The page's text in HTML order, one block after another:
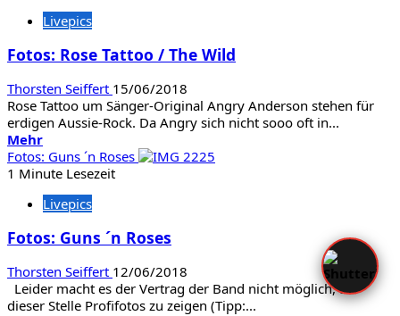
Vixen
John
and
the
Rockets
of
Love
Livepics
Fotos: Rose Tattoo / The Wild
Thorsten Seiffert 15/06/2018
Rose Tattoo um Sänger-Original Angry Anderson stehen für
erdigen Aussie-Rock. Da Angry sich nicht sooo oft in...
MehrMehr
Informationen
über
Rose
/
Wild
Fotos: Guns ´n Roses
1 Minute Lesezeit
Livepics
Fotos: Guns ´n Roses
Thorsten Seiffert 12/06/2018
Leider macht es der Vertrag der Band nicht möglich, an
dieser Stelle Profifotos zu zeigen (Tipp:...